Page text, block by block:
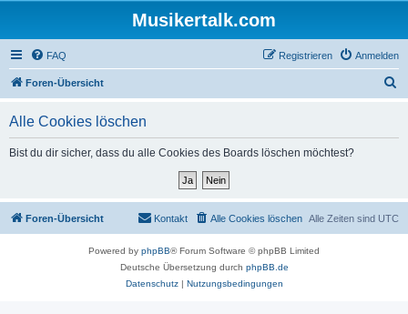
Musikertalk.com
FAQ Anmelden
Registrieren
Foren-Übersicht
Alle Cookies löschen
Bist du dir sicher, dass du alle Cookies des Boards löschen möchtest?
Foren-Übersicht Alle Zeiten sind UTC
Alle Cookies löschen
Kontakt
Powered by phpBB® Forum Software © phpBB Limited
Deutsche Übersetzung durch phpBB.de
Datenschutz| Nutzungsbedingungen